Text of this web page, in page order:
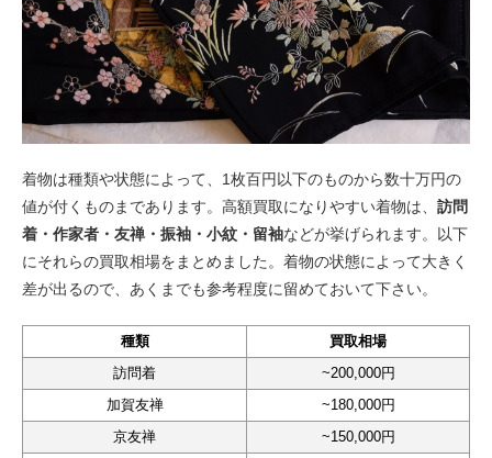
着物は種類や状態によって、1枚百円以下のものから数十万円の
値が付くものまであります。高額買取になりやすい着物は、 訪問
着・作家者・友禅・振袖・小紋・留袖などが挙げられます。以下
にそれらの買取相場をまとめました。着物の状態によって大きく
差が出るので、あくまでも参考程度に留めておいて下さい。
種類
買取相場
訪問着
~200,000円
加賀友禅
~180,000円
京友禅
~150,000円